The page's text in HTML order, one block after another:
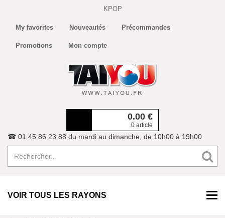
KPOP
My favorites Nouveautés Précommandes
Promotions Mon compte
0.00 €
0 article
☎ 01 45 86 23 88 du mardi au dimanche, de 10h00 à 19h00
VOIR TOUS LES RAYONS